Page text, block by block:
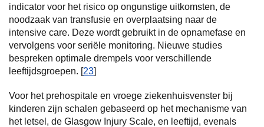
indicator voor het risico op ongunstige uitkomsten, de
noodzaak van transfusie en overplaatsing naar de
intensive care. Deze wordt gebruikt in de opnamefase en
vervolgens voor seriële monitoring. Nieuwe studies
bespreken optimale drempels voor verschillende
leeftijdsgroepen. [23]
Voor het prehospitale en vroege ziekenhuisvenster bij
kinderen zijn schalen gebaseerd op het mechanisme van
het letsel, de Glasgow Injury Scale, en leeftijd, evenals